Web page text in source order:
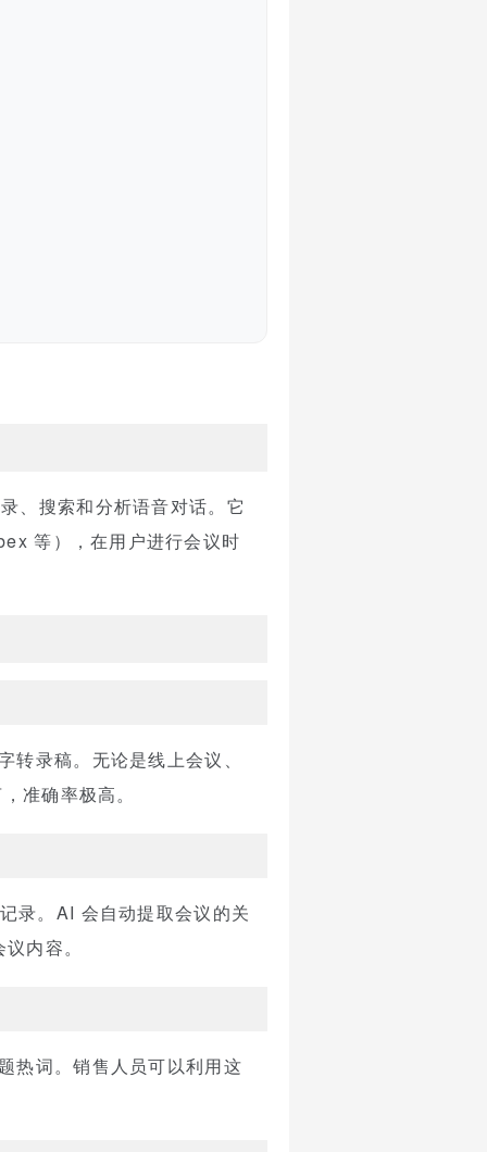
、搜索和分析语音对话。它
等），在用户进行会议时
录稿。无论是线上会议、
准确率极高。
录。AI 会自动提取会议的关
内容。
热词。销售人员可以利用这